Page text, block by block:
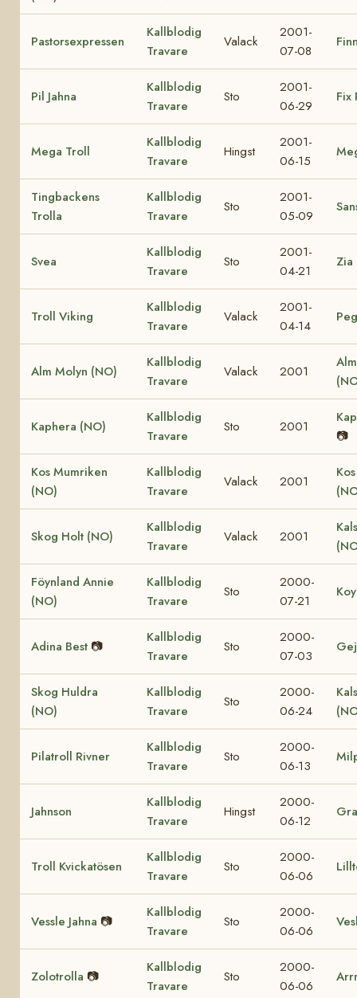
Pastorsexpressen
Kallblodig
Travare
Valack
2001-
07-08
Pil Jahna
Kallblodig
Travare
Sto
2001-
06-29
Fix
Mega Troll
Kallblodig
Travare
Hingst
2001-
06-15
Tingbackens
Trolla
Kallblodig
Travare
Sto
2001-
05-09
Svea
Kallblodig
Travare
Sto
2001-
04-21
Zia
Troll Viking
Kallblodig
Travare
Valack
2001-
04-14
Alm Molyn (NO)
Kallblodig
Travare
Valack 2001
Kaphera (NO)
Kallblodig
Travare
Sto 2001
📷
Kos Mumriken
(NO)
Kallblodig
Travare
Valack 2001
Skog Holt (NO)
Kallblodig
Travare
Valack 2001
Föynland Annie
(NO)
Kallblodig
Travare
Sto
2000-
07-21
Adina Best 📷
Kallblodig
Travare
Sto
2000-
07-03
Skog Huldra
(NO)
Kallblodig
Travare
Sto
2000-
06-24
Pilatroll Rivner
Kallblodig
Travare
Sto
2000-
06-13
Jahnson
Kallblodig
Travare
Hingst
2000-
06-12
Troll Kvickatösen
Kallblodig
Travare
Sto
2000-
06-06
Vessle Jahna 📷
Kallblodig
Travare
Sto
2000-
06-06
Zolotrolla 📷
Kallblodig
Travare
Sto
2000-
06-06